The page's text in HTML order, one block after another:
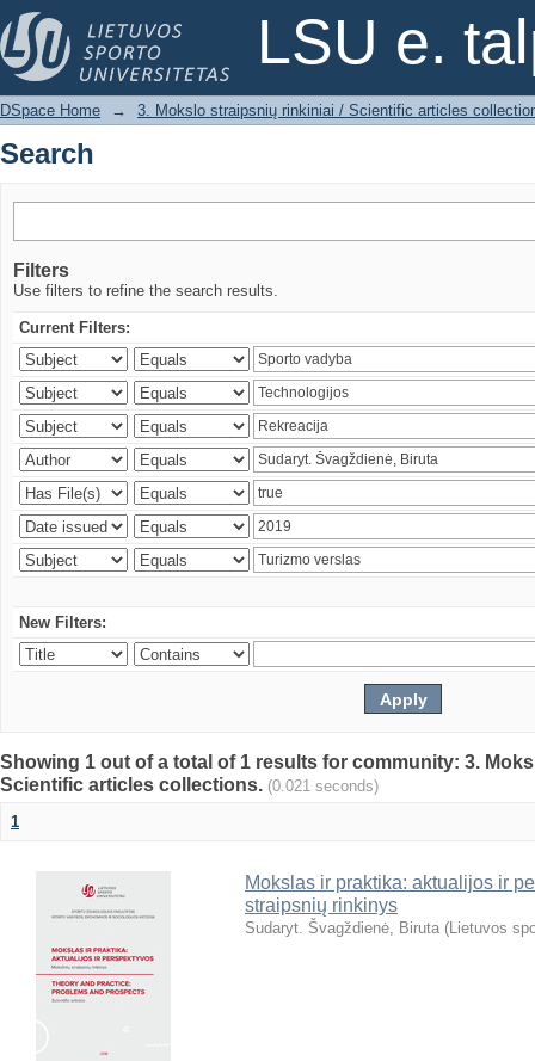
LSU e.
Search
DSpace Home → 3. Mokslo straipsnių rinkiniai / Scientific articles
Search
Filters
Use filters to refine the search results.
Current Filters:
New Filters:
Showing 1 out of a total of 1 results for community: 3.
Scientific articles collections. (0.021 seconds)
1
Mokslas ir praktika: aktualijos ir
straipsnių rinkinys
Sudaryt. Švagždienė, Biruta (Lietuvos